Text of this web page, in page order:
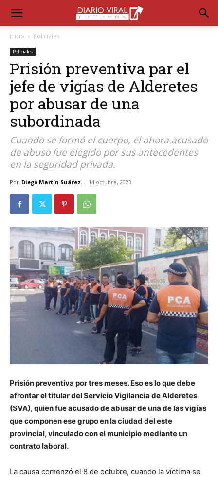
Inicio Policiales
Policiales
Prisión preventiva par el
jefe de vigías de Alderetes
por abusar de una
subordinada
Cuando se formó el cuerpo, el ahora acusado
de abuso fue elegido por sus antecedentes
en la seguridad privada.
Por Diego Martín Suárez - 14 octubre, 2023
Prisión preventiva por tres meses. Eso es lo que debe
afrontar el titular del Servicio Vigilancia de Alderetes
(SVA), quien fue acusado de abusar de una de las vigías
que componen ese grupo en la ciudad del este
provincial, vinculado con el municipio mediante un
contrato laboral.
La causa comenzó el 8 de octubre, cuando la víctima se